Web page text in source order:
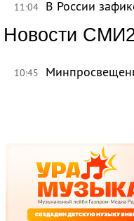
11:04 В России
Новости
10:45